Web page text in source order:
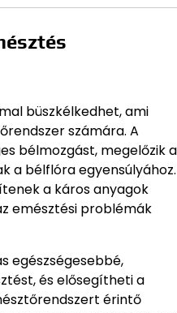
büszkélkedhet, ami
számára. A
bélmozgást, megelőzik a
a bélflóra egyensúlyához.
a káros anyagok
emésztési problémák
egészségesebbé,
és elősegítheti a
érintő